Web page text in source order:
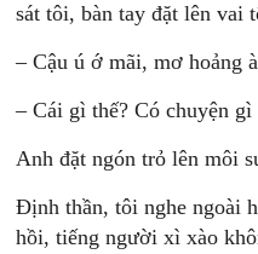
sát tôi, bàn tay đặt lên vai
– Cậu ú ớ mãi, mơ hoảng
– Cái gì thế? Có chuyện
Anh đặt ngón trỏ lên môi
Ðịnh thần, tôi nghe ngoài
hồi, tiếng người xì xào